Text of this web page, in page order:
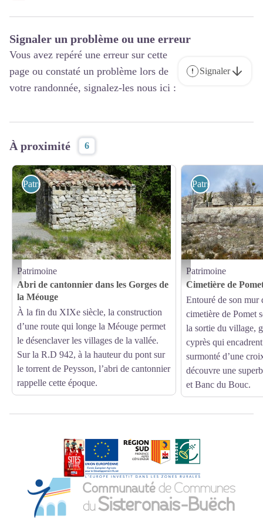
Signaler un problème ou une erreur
Vous avez repéré une erreur sur cette
page ou constaté un problème lors de
votre randonnée, signalez-les nous ici :
Signaler
À proximité 6
ALaurent/PnrBp
Patrimoine
Patrimoine
Abri de cantonnier dans les Gorges de
la Méouge
À la fin du XIXe siècle, la construction
d’une route qui longe la Méouge permet
le désenclaver les villages de la vallée.
Sur la R.D 942, à la hauteur du pont sur
le torrent de Peysson, l’abri de cantonnier
rappelle cette époque.
ALaurent/PnrBp
Patrimoine
Patrimoine
Cimetière de
Entouré de son mur
cimetière de Pomet
la sortie du village,
cyprès qui
surmonté d’une
découvre une
et Banc du Bouc.